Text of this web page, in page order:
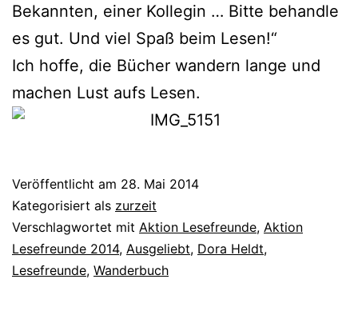
Bekannten, einer Kollegin … Bitte behand­le
es gut. Und viel Spaß beim Lesen!“
Ich hof­fe, die Bücher wan­dern lan­ge und
machen Lust aufs Lesen.
Veröffentlicht am 28. Mai 2014
Kategorisiert als zurzeit
Verschlagwortet mit Aktion Lesefreunde, Aktion
Lesefreunde 2014, Ausgeliebt, Dora Heldt,
Lesefreunde, Wanderbuch